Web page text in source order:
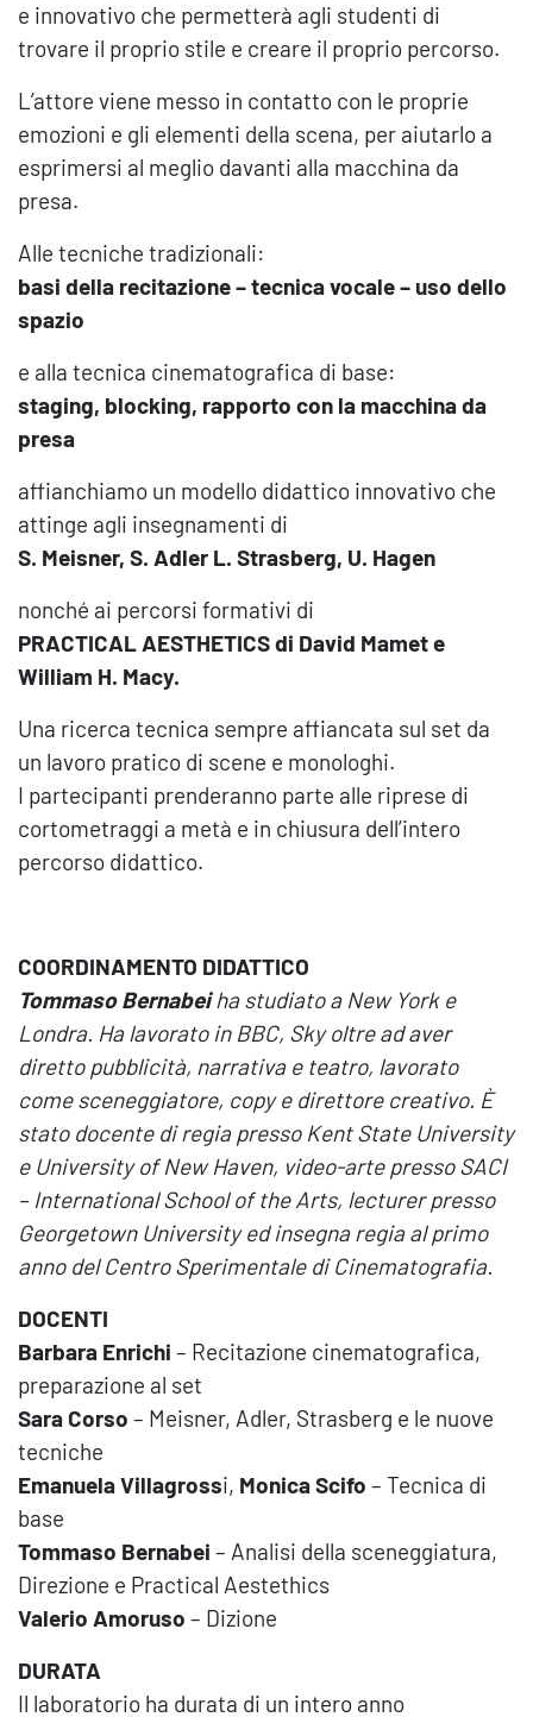
e innovativo che permetterà agli studenti di
trovare il proprio stile e creare il proprio percorso.
L’attore viene messo in contatto con le proprie
emozioni e gli elementi della scena, per aiutarlo a
esprimersi al meglio davanti alla macchina da
presa.
Alle tecniche tradizionali:
basi della recitazione – tecnica vocale – uso dello
spazio
e alla tecnica cinematografica di base:
staging, blocking, rapporto con la macchina da
presa
affianchiamo un modello didattico innovativo che
attinge agli insegnamenti di
S. Meisner, S. Adler L. Strasberg, U. Hagen
nonché ai percorsi formativi di
PRACTICAL AESTHETICS di David Mamet e
William H. Macy.
Una ricerca tecnica sempre affiancata sul set da
un lavoro pratico di scene e monologhi.
I partecipanti prenderanno parte alle riprese di
cortometraggi a metà e in chiusura dell’intero
percorso didattico.
COORDINAMENTO DIDATTICO
Tommaso Bernabeiha studiato a New York e
Londra. Ha lavorato in BBC, Sky oltre ad aver
diretto pubblicità, narrativa e teatro, lavorato
come sceneggiatore, copy e direttore creativo. È
stato docente di regia presso Kent State University
e University of New Haven, video-arte presso SACI
– International School of the Arts, lecturer presso
Georgetown University ed insegna regia al primo
anno del Centro Sperimentale di Cinematografia.
DOCENTI
Barbara Enrichi – Recitazione cinematografica,
preparazione al set
Sara Corso – Meisner, Adler, Strasberg e le nuove
tecniche
Emanuela Villagrossi, Monica Scifo – Tecnica di
base
Tommaso Bernabei – Analisi della sceneggiatura,
Direzione e Practical Aestethics
Valerio Amoruso – Dizione
DURATA
Il laboratorio ha durata di un intero anno